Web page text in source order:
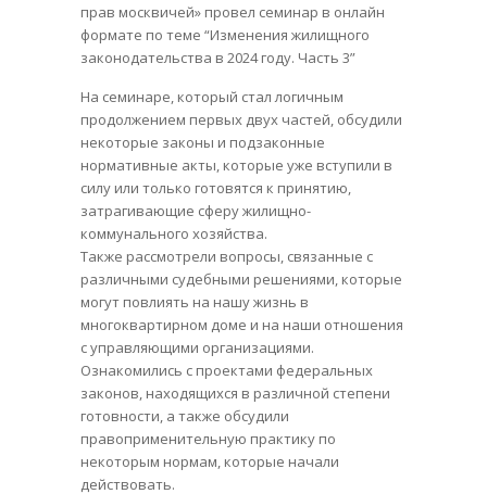
прав москвичей» провел семинар в онлайн
формате по теме “Изменения жилищного
законодательства в 2024 году. Часть 3”
На семинаре, который стал логичным
продолжением первых двух частей, обсудили
некоторые законы и подзаконные
нормативные акты, которые уже вступили в
силу или только готовятся к принятию,
затрагивающие сферу жилищно-
коммунального хозяйства.
Также рассмотрели вопросы, связанные с
различными судебными решениями, которые
могут повлиять на нашу жизнь в
многоквартирном доме и на наши отношения
с управляющими организациями.
Ознакомились с проектами федеральных
законов, находящихся в различной степени
готовности, а также обсудили
правоприменительную практику по
некоторым нормам, которые начали
действовать.